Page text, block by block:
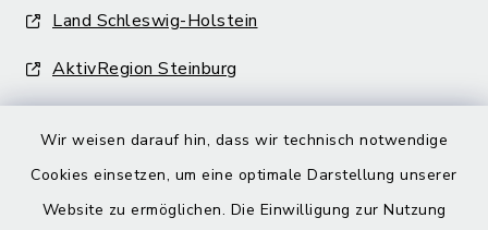
Wir weisen darauf hin, dass wir technisch notwendige
Cookies einsetzen, um eine optimale Darstellung unserer
Website zu ermöglichen. Die Einwilligung zur Nutzung
Land Schleswig-Holstein
AktivRegion Steinburg